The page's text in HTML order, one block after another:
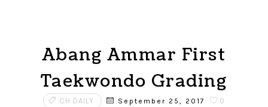
Abang Ammar First
Taekwondo Grading
CH DAILY September 25, 2017 0